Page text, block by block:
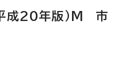
成20年版）M 市